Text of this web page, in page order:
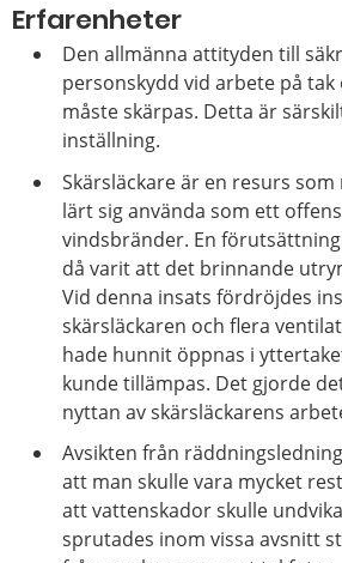
Erfarenheter
Den allmänna attityden till
personskydd vid arbete på
måste skärpas. Detta är
inställning.
Skärsläckare är en resurs
lärt sig använda som ett
vindsbränder. En
då varit att det brinnande
Vid denna insats fördröjdes
skärsläckaren och flera
hade hunnit öppnas i
kunde tillämpas. Det gjorde
nyttan av skärsläckarens
Avsikten från
att man skulle vara mycket
att vattenskador skulle
sprutades inom vissa avsnitt